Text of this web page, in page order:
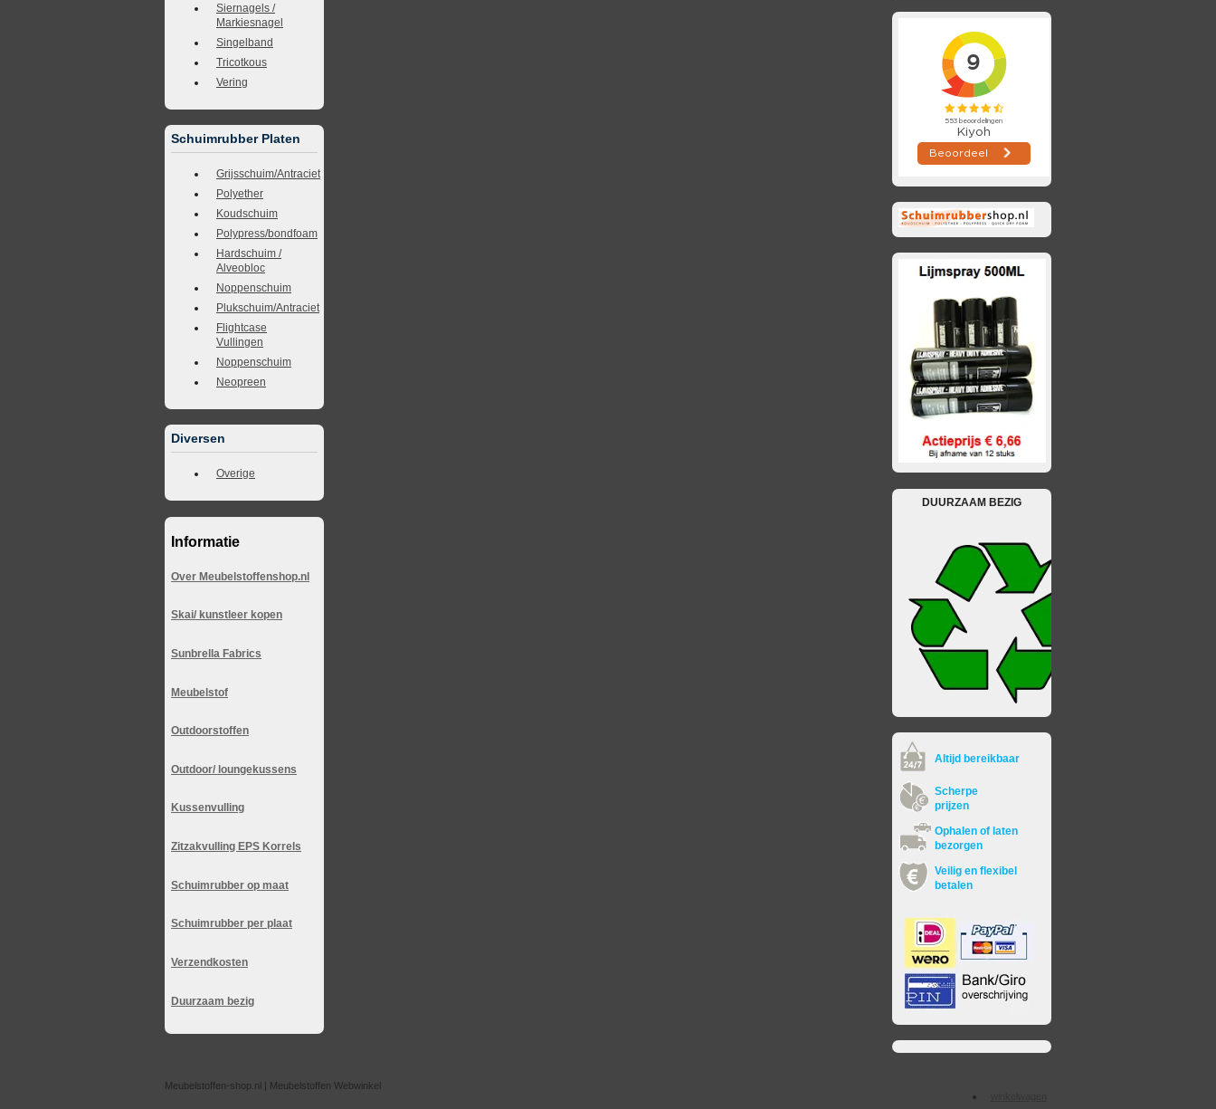
Siernagels /
Markiesnagel
Singelband
Tricotkous
Vering
Schuimrubber Platen
Grijsschuim/Antraciet
Polyether
Koudschuim
Polypress/bondfoam
Hardschuim /
Alveobloc
Noppenschuim
Plukschuim/Antraciet
Flightcase
Vullingen
Noppenschuim
Neopreen
Diversen
Overige
Informatie
Over Meubelstoffenshop.nl
Skai/ kunstleer kopen
Sunbrella Fabrics
Meubelstof
Outdoorstoffen
Outdoor/ loungekussens
Kussenvulling
Zitzakvulling EPS Korrels
Schuimrubber op maat
Schuimrubber per plaat
Verzendkosten
Duurzaam bezig
DUURZAAM BEZIG
Altijd bereikbaar
Scherpe
prijzen
Ophalen of laten
bezorgen
Veilig en flexibel
betalen
Meubelstoffen-shop.nl | Meubelstoffen Webwinkel